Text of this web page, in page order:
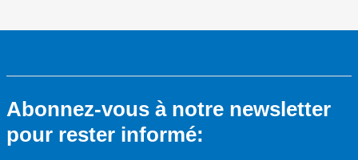
Abonnez-vous à notre newsletter
pour rester informé: